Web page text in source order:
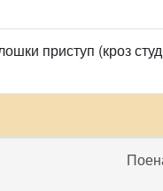
приступ (кроз